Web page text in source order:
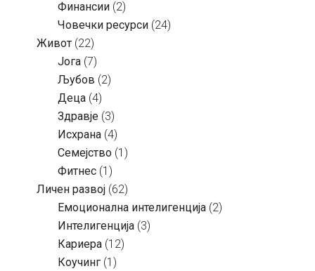
Финансии (2)
Човечки ресурси (24)
Живот (22)
Јога (7)
Љубов (2)
Деца (4)
Здравје (3)
Исхрана (4)
Семејство (1)
Фитнес (1)
Личен развој (62)
Емоционална интелигенција (2)
Интелигенција (3)
Кариера (12)
Коучинг (1)